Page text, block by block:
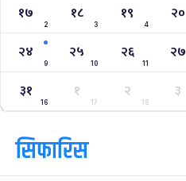
१७
2
१८
3
१९
4
२०
२४
9
२५
10
२६
11
२७
३१
16
१
17
२
18
३
सिफारिस